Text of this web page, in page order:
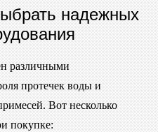
надежных
различными
протечек воды и
Вот несколько
покупке: